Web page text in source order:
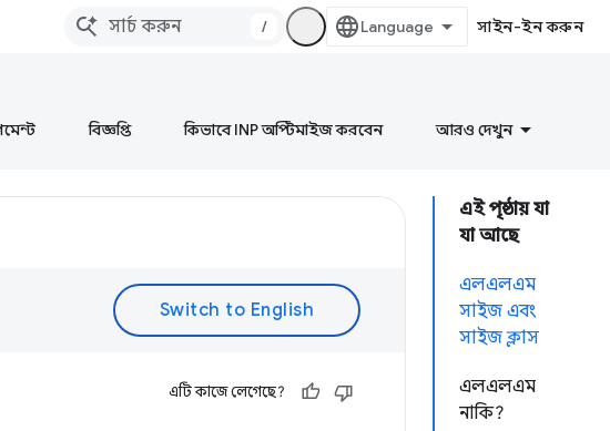
/ সাইন-ইন করুন
বিজ্ঞপ্তি কিভাবে INP অপ্টিমাইজ করবেন আরও দেখুন
এই পৃষ্ঠায় যা
যা আছে
এলএলএম
সাইজ এবং
সাইজ ক্লাস
এলএলএম
নাকি?
এটি কাজে লেগেছে?